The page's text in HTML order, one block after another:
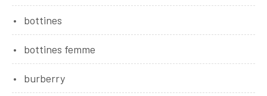
bottines
bottines femme
burberry